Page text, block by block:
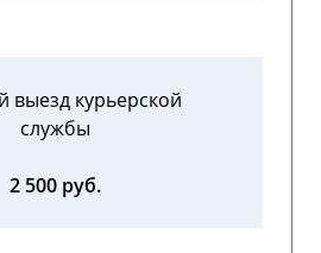
выезд курьерской
службы
2 500 руб.